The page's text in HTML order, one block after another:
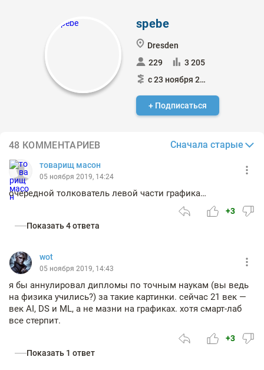
spebe
Dresden
229
3 205
с 23 ноября 2016
+ Подписаться
48 КОММЕНТАРИЕВ Сначала старые
товарищ масон
05 ноября 2019, 14:24
очередной толкователь левой части графика…
+3
Показать 4 ответа
wot
05 ноября 2019, 14:43
я бы аннулировал дипломы по точным наукам (вы ведь
на физика учились?) за такие картинки. сейчас 21 век —
век AI, DS и ML, а не мазни на графиках. хотя смарт-лаб
все стерпит.
+3
Показать 1 ответ